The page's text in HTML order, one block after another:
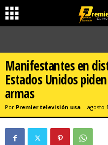
Manifestantes en
Estados Unidos
armas
Por Premier televisión usa - agosto